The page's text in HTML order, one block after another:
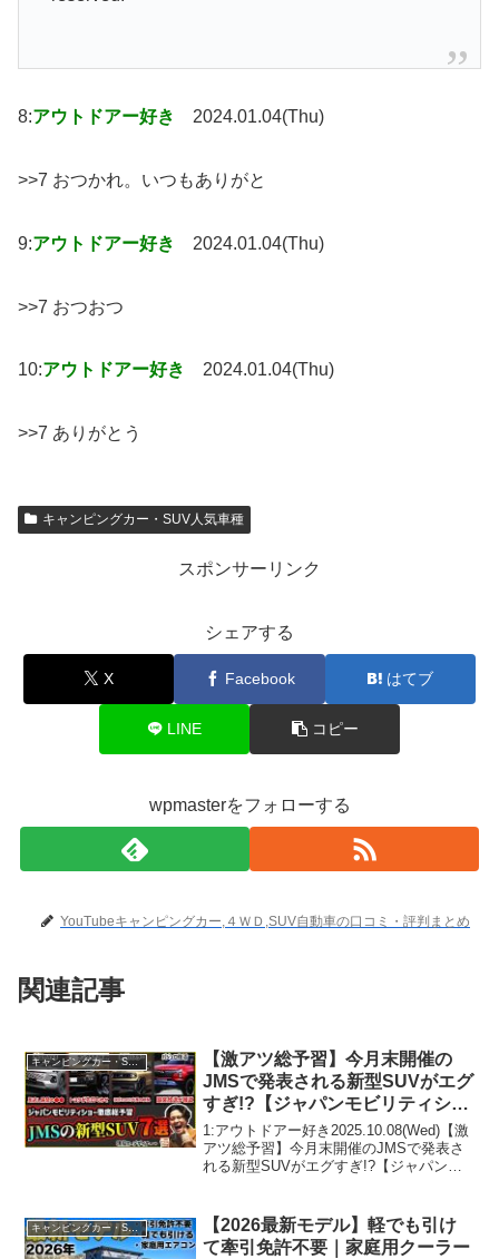
8:アウトドアー好き 2024.01.04(Thu)
>>7 おつかれ。いつもありがと
9:アウトドアー好き 2024.01.04(Thu)
>>7 おつおつ
10:アウトドアー好き 2024.01.04(Thu)
>>7 ありがとう
キャンピングカー・SUV人気車種
スポンサーリンク
シェアする
X Facebook はてブ
LINE コピー
wpmasterをフォローする
YouTubeキャンピングカー,４ＷＤ,SUV自動車の口コミ・評判まとめ
関連記事
キャンピングカー・SUV人気車種
【激アツ総予習】今月末開催の
JMSで発表される新型SUVがエグ
すぎ!?【ジャパンモビリティショ
ー/ランクルFJ/新型ハスラー/新型
rav4/新型パジェロ復活】
1:アウトドアー好き2025.10.08(Wed)【激
アツ総予習】今月末開催のJMSで発表さ
れる新型SUVがエグすぎ!?【ジャパンモ
で話題らしいぞ、見逃さな...
キャンピングカー・SUV人気車種
【2026最新モデル】軽でも引け
て牽引免許不要｜家庭用クーラー